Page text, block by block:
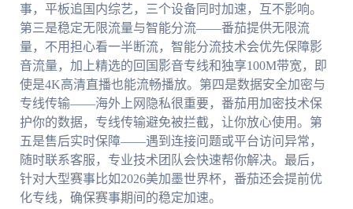
事，平板追国内综艺，三个设备同时加速，互不影响。
第三是稳定无限流量与智能分流——番茄提供无限流
量，不用担心看一半断流，智能分流技术会优先保障影
音流量，加上精选的回国影音专线和独享100M带宽，即
使是4K高清直播也能流畅播放。第四是数据安全加密与
专线传输——海外上网隐私很重要，番茄用加密技术保
护你的数据，专线传输避免被拦截，让你放心使用。第
五是售后实时保障——遇到连接问题或平台访问异常，
随时联系客服，专业技术团队会快速帮你解决。最后，
针对大型赛事比如2026美加墨世界杯，番茄还会提前优
化专线，确保赛事期间的稳定加速。